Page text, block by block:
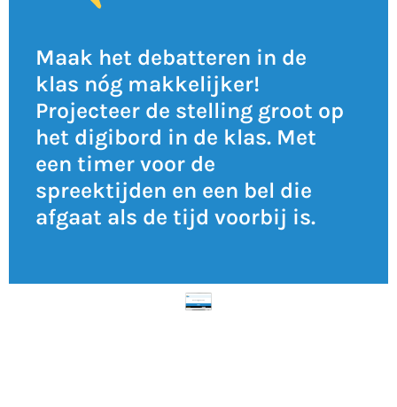
Maak het debatteren in de
klas nóg makkelijker!
Projecteer de stelling groot op
het digibord in de klas. Met
een timer voor de
spreektijden en een bel die
afgaat als de tijd voorbij is.